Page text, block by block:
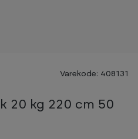
Varekode: 408131
20 kg 220 cm 50